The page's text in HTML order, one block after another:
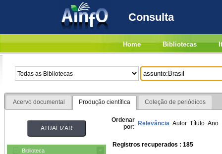
Consulta
Home Bibliotecas
Acervo documental Produção científica Coleção de periódicos
Biblioteca
Ordenar
por: Relevância Autor Título Ano
Registros recuperados : 185